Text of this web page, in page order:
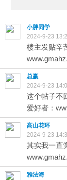
小胖同学
2024-9-23
楼主发贴辛
总赢
2024-9-23
这个帖子不
爱好者：
高山花环
2024-9-23
其实我一直
雅法海